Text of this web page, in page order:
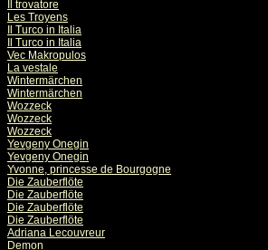
Il trovatore
Les Troyens
Il Turco in Italia
Il Turco in Italia
Vec Makropulos
La vestale
Wintermärchen
Wintermärchen
Wozzeck
Wozzeck
Wozzeck
Yevgeny Onegin
Yevgeny Onegin
Yvonne, princesse de Bourgogne
Die Zauberflöte
Die Zauberflöte
Die Zauberflöte
Die Zauberflöte
Adriana Lecouvreur
Demon